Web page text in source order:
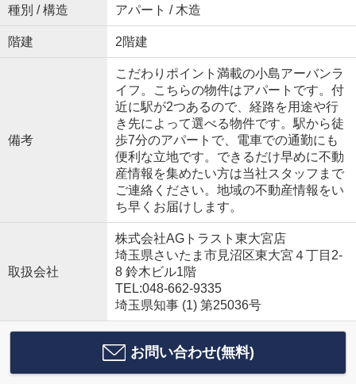
種別 / 構造 アパート / 木造
階建 2階建
備考
こだわりポイント満載の小島アーバンラ
イフ。こちらの物件はアパートです。付
近に駅が2つあるので、経路を用途や行
き先によって選べる物件です。駅から徒
歩7分のアパートで、電車での通勤にも
便利な立地です。できるだけ早めに不動
産情報を集めたい方は当社スタッフまで
ご連絡ください。地域の不動産情報をい
ち早くお届けします。
取扱会社
株式会社AGトラスト東大宮店
埼玉県さいたま市見沼区東大宮４丁目2-
8 鈴木ビル1階
TEL:048-662-9335
埼玉県知事 (1) 第25036号
お問い合わせ(無料)